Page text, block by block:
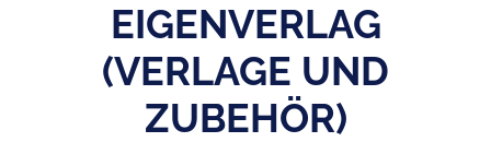
EIGENVERLAG
(VERLAGE UND
ZUBEHÖR)